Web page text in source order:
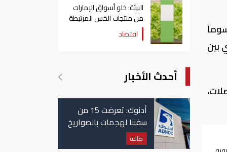
والذي تضمن رسوماً
بين
البيئة: خلو أسواق الإمارات
من منتجات الخس المرتبطة
بتفشي داء السيكلوسبورا
اقتصاد
أحدث الأخبار
أدنوك: تعرضت 15 من
سفننا لهجمات بالصواريخ
والطائرات المسيّرة منذ
بداية النزاع
طاقة